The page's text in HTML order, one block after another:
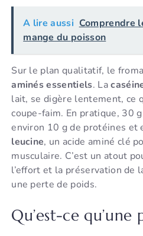
A lire aussi Comprendre
mange du poisson
Sur le plan qualitatif, le
aminés essentiels. La
lait, se digère lentement, ce
coupe-faim. En pratique, 30
environ 10 g de protéines et
leucine, un acide aminé clé
musculaire. C’est un atout
l’effort et la préservation de
une perte de poids.
Qu’est-ce qu’une